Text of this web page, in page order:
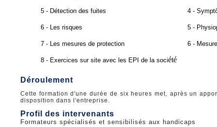
Déroulement
Cette formation d'une durée de six heures met, après un
disposition dans l'entreprise.
Profil des intervenants
Formateurs spécialisés et sensibilisés aux handicaps
5 - Détection des fuites
6 - Les risques
7 - Les mesures de protection
8 - Exercices sur site avec les EPI de la société
4 -
5 -
6 -